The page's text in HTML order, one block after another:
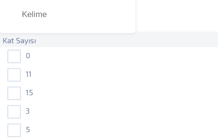
Kat Sayısı
0
11
15
3
5